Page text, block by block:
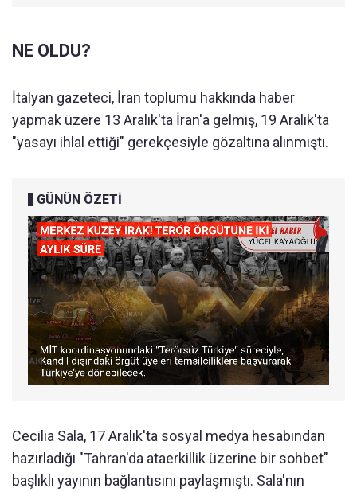
NE OLDU?
İtalyan gazeteci, İran toplumu hakkında haber
yapmak üzere 13 Aralık'ta İran'a gelmiş, 19 Aralık'ta
"yasayı ihlal ettiği" gerekçesiyle gözaltına alınmıştı.
GÜNÜN ÖZETİ
Cecilia Sala, 17 Aralık'ta sosyal medya hesabından
hazırladığı "Tahran'da ataerkillik üzerine bir sohbet"
başlıklı yayının bağlantısını paylaşmıştı. Sala'nın